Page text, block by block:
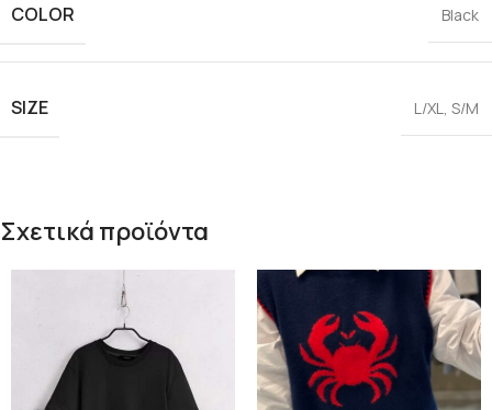
COLOR
Black
SIZE L/XL S/M
Σχετικά προϊόντα